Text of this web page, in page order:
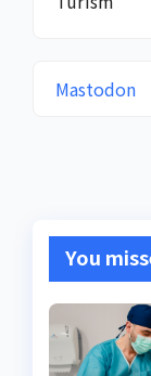
Mastodon
You